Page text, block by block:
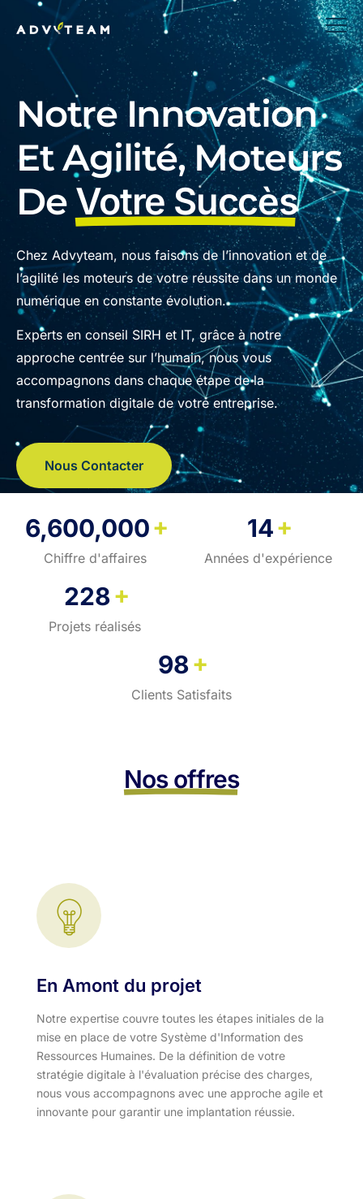
Notre Innovation
Et Agilité, Moteurs
De Votre Succès
Chez Advyteam, nous faisons de l’innovation et de
l’agilité les moteurs de votre réussite dans un monde
numérique en constante évolution.
Experts en conseil SIRH et IT, grâce à notre
approche centrée sur l’humain, nous vous
accompagnons dans chaque étape de la
transformation digitale de votre entreprise.
Nous Contacter
6,600,000+
Chiffre d'affaires
14+
Années d'expérience
228+
Projets réalisés
98+
Clients Satisfaits
Nos offres
En Amont du projet
Notre expertise couvre toutes les étapes initiales de la
mise en place de votre Système d'Information des
Ressources Humaines. De la définition de votre
stratégie digitale à l'évaluation précise des charges,
nous vous accompagnons avec une approche agile et
innovante pour garantir une implantation réussie.